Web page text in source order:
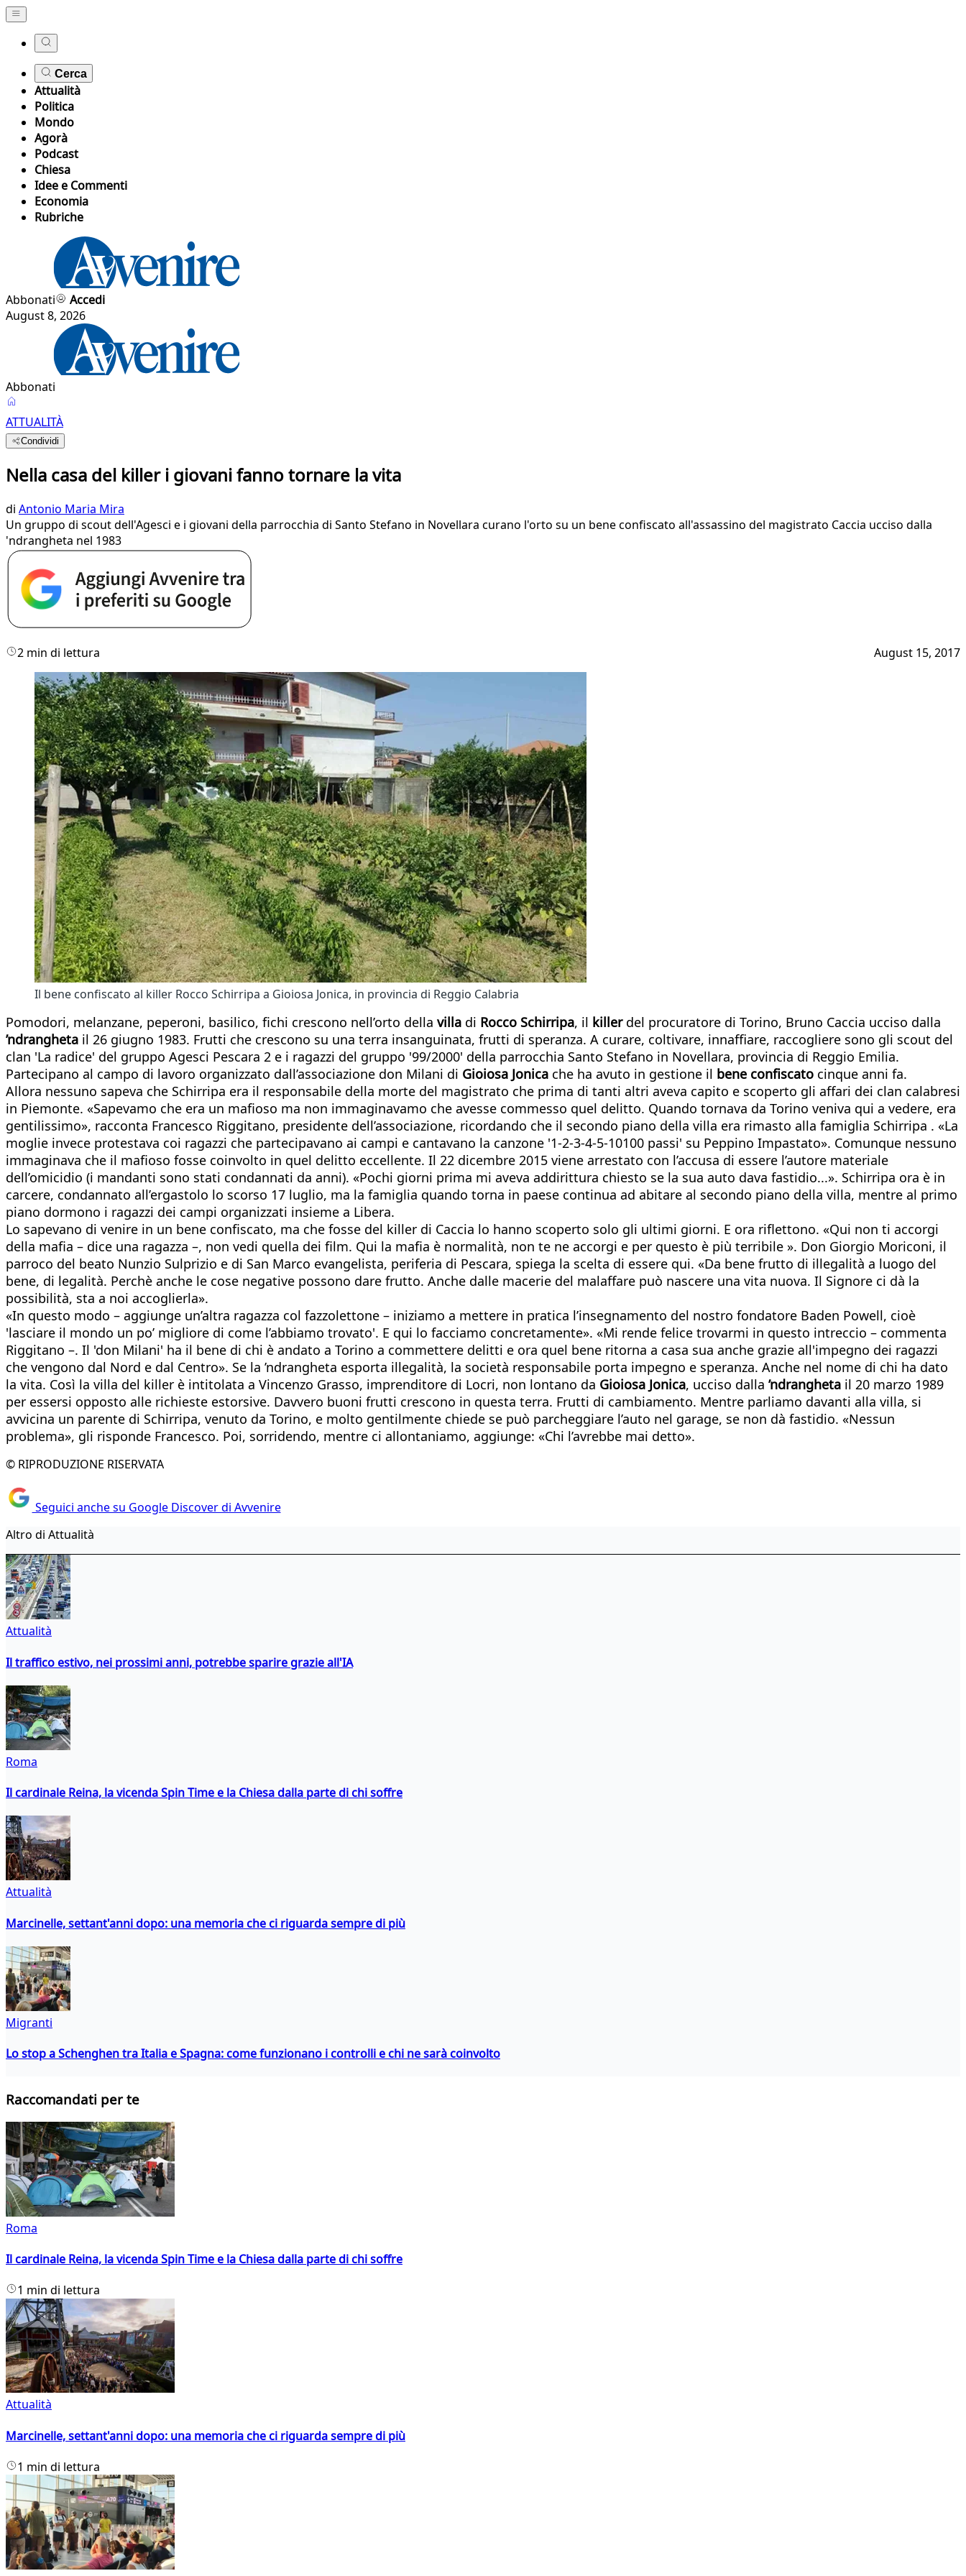
Cerca
Attualità
Politica
Mondo
Agorà
Podcast
Chiesa
Idee e Commenti
Economia
Rubriche
Abbonati
Accedi
August 8, 2026
Abbonati
ATTUALITÀ
Condividi
Nella casa del killer i giovani fanno tornare la vita
di Antonio Maria Mira
Un gruppo di scout dell'Agesci e i giovani della parrocchia di Santo Stefano in Novellara curano l'orto su un bene confiscato all'assassino del magistrato Caccia ucciso dalla
'ndrangheta nel 1983
2 min di lettura August 15, 2017
Il bene confiscato al killer Rocco Schirripa a Gioiosa Jonica, in provincia di Reggio Calabria
Pomodori, melanzane, peperoni, basilico, fichi crescono nell’orto della villa di Rocco Schirripa, il killerdel procuratore di Torino, Bruno Caccia ucciso dalla
’ndrangheta il 26 giugno 1983. Frutti che crescono su una terra insanguinata, frutti di speranza. A curare, coltivare, innaffiare, raccogliere sono gli scout del
clan 'La radice' del gruppo Agesci Pescara 2 e i ragazzi del gruppo '99/2000' della parrocchia Santo Stefano in Novellara, provincia di Reggio Emilia.
Partecipano al campo di lavoro organizzato dall’associazione don Milani di Gioiosa Jonica che ha avuto in gestione il bene confiscato cinque anni fa.
Allora nessuno sapeva che Schirripa era il responsabile della morte del magistrato che prima di tanti altri aveva capito e scoperto gli affari dei clan calabresi
in Piemonte. «Sapevamo che era un mafioso ma non immaginavamo che avesse commesso quel delitto. Quando tornava da Torino veniva qui a vedere, era
gentilissimo», racconta Francesco Riggitano, presidente dell’associazione, ricordando che il secondo piano della villa era rimasto alla famiglia Schirripa . «La
moglie invece protestava coi ragazzi che partecipavano ai campi e cantavano la canzone '1-2-3-4-5-10100 passi' su Peppino Impastato». Comunque nessuno
immaginava che il mafioso fosse coinvolto in quel delitto eccellente. Il 22 dicembre 2015 viene arrestato con l’accusa di essere l’autore materiale
dell’omicidio (i mandanti sono stati condannati da anni). «Pochi giorni prima mi aveva addirittura chiesto se la sua auto dava fastidio...». Schirripa ora è in
carcere, condannato all’ergastolo lo scorso 17 luglio, ma la famiglia quando torna in paese continua ad abitare al secondo piano della villa, mentre al primo
piano dormono i ragazzi dei campi organizzati insieme a Libera.
Lo sapevano di venire in un bene confiscato, ma che fosse del killer di Caccia lo hanno scoperto solo gli ultimi giorni. E ora riflettono. «Qui non ti accorgi
della mafia – dice una ragazza –, non vedi quella dei film. Qui la mafia è normalità, non te ne accorgi e per questo è più terribile ». Don Giorgio Moriconi, il
parroco del beato Nunzio Sulprizio e di San Marco evangelista, periferia di Pescara, spiega la scelta di essere qui. «Da bene frutto di illegalità a luogo del
bene, di legalità. Perchè anche le cose negative possono dare frutto. Anche dalle macerie del malaffare può nascere una vita nuova. Il Signore ci dà la
possibilità, sta a noi accoglierla».
«In questo modo – aggiunge un’altra ragazza col fazzolettone – iniziamo a mettere in pratica l’insegnamento del nostro fondatore Baden Powell, cioè
'lasciare il mondo un po’ migliore di come l’abbiamo trovato'. E qui lo facciamo concretamente». «Mi rende felice trovarmi in questo intreccio – commenta
Riggitano –. Il 'don Milani' ha il bene di chi è andato a Torino a commettere delitti e ora quel bene ritorna a casa sua anche grazie all'impegno dei ragazzi
che vengono dal Nord e dal Centro». Se la ’ndrangheta esporta illegalità, la società responsabile porta impegno e speranza. Anche nel nome di chi ha dato
la vita. Così la villa del killer è intitolata a Vincenzo Grasso, imprenditore di Locri, non lontano da Gioiosa Jonica, ucciso dalla ’ndrangheta il 20 marzo 1989
per essersi opposto alle richieste estorsive. Davvero buoni frutti crescono in questa terra. Frutti di cambiamento. Mentre parliamo davanti alla villa, si
avvicina un parente di Schirripa, venuto da Torino, e molto gentilmente chiede se può parcheggiare l’auto nel garage, se non dà fastidio. «Nessun
problema», gli risponde Francesco. Poi, sorridendo, mentre ci allontaniamo, aggiunge: «Chi l’avrebbe mai detto».
© RIPRODUZIONE RISERVATA
Seguici anche su Google Discover di Avvenire
Altro di Attualità
Attualità
Il traffico estivo, nei prossimi anni, potrebbe sparire grazie all'IA
Roma
Il cardinale Reina, la vicenda Spin Time e la Chiesa dalla parte di chi soffre
Attualità
Marcinelle, settant'anni dopo: una memoria che ci riguarda sempre di più
Migranti
Lo stop a Schenghen tra Italia e Spagna: come funzionano i controlli e chi ne sarà coinvolto
Raccomandati per te
Roma
Il cardinale Reina, la vicenda Spin Time e la Chiesa dalla parte di chi soffre
1 min di lettura
Attualità
Marcinelle, settant'anni dopo: una memoria che ci riguarda sempre di più
1 min di lettura